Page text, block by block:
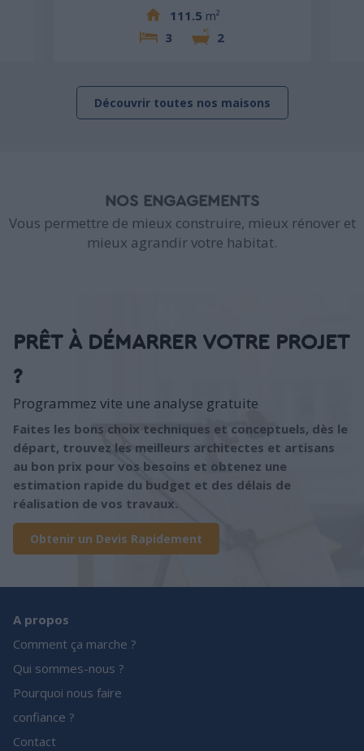
111.5 m²
3
2
Découvrir toutes nos maisons
NOS ENGAGEMENTS
Vous permettre de mieux construire, mieux rénover et
mieux agrandir votre habitat.
PRÊT À DÉMARRER VOTRE PROJET
?
Programmez vite une analyse gratuite
Faites les bons choix techniques et conceptuels, dès le
départ, trouvez les meilleurs architectes et artisans
au bon prix pour vos besoins et obtenez une
estimation rapide du budget et des délais de
réalisation de vos travaux.
Obtenir un Devis Rapidement
A propos
Comment ça marche ?
Qui sommes-nous ?
Pourquoi nous faire
confiance ?
Contact